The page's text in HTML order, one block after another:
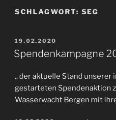
SCHLAGWORT: SEG
VERÖFFENTLICHT
AM
19.02.2020
Spendenkampagne
.. der aktuelle Stand unserer
gestarteten Spendenaktion
Wasserwacht Bergen mit